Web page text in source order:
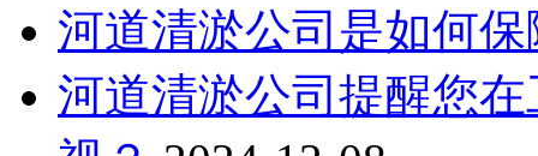
河道清淤公司是如何
河道清淤公司提醒您